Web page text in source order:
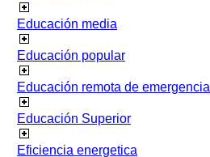
Educación media
Educación popular
Educación remota de emergencia
Educación Superior
Eficiencia energetica